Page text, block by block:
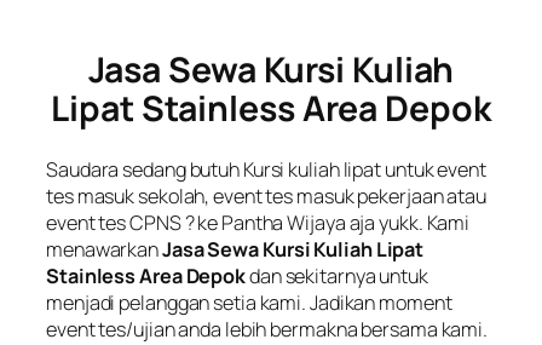
Jasa Sewa Kursi Kuliah
Lipat Stainless Area Depok
Saudara sedang butuh Kursi kuliah lipat untuk event
tes masuk sekolah, event tes masuk pekerjaan atau
event tes CPNS ? ke Pantha Wijaya aja yukk. Kami
menawarkanJasa Sewa Kursi Kuliah Lipat
Stainless Area Depokdan sekitarnya untuk
menjadi pelanggan setia kami. Jadikan moment
event tes/ujian anda lebih bermakna bersama kami.